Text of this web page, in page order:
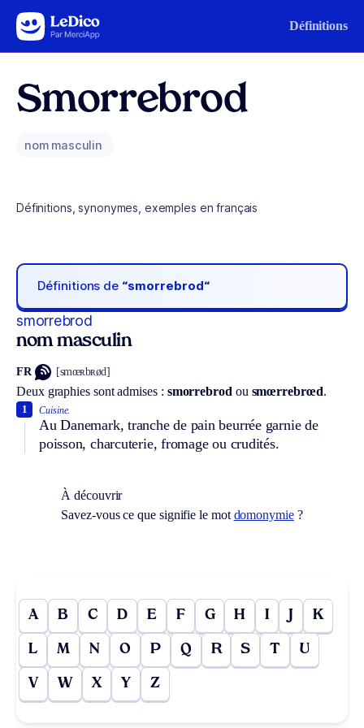
Aller au contenu Définitions
Smorrebrod
nom masculin
Définitions, synonymes, exemples en français
Définitions de “smorrebrod“
smorrebrod
nom masculin
FR [smœʀbʀød]
Deux graphies sont admises : smorrebrod ou smœrrebrœd.
Cuisine.
Au Danemark, tranche de pain beurrée garnie de
poisson, charcuterie, fromage ou crudités.
1
À découvrir
Savez-vous ce que signifie le mot domonymie?
A B C D E F G H I J K
L M N O P Q R S T U
V W X Y Z